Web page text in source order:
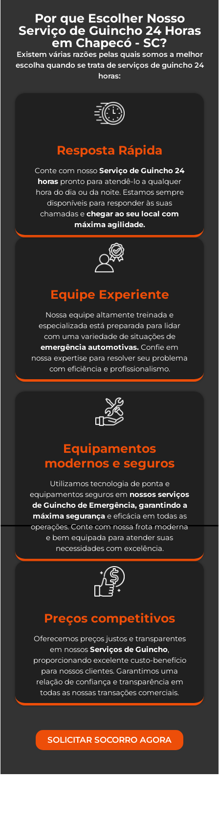
Por que Escolher Nosso
Serviço de Guincho 24 Horas
em Chapecó - SC?
Existem várias razões pelas quais somos a melhor
escolha quando se trata de serviços de guincho 24
horas:
Resposta Rápida
Conte com nosso Serviço de Guincho 24
horas pronto para atendê-lo a qualquer
hora do dia ou da noite. Estamos sempre
disponíveis para responder às suas
chamadas e chegar ao seu local com
máxima agilidade.
Equipe Experiente
Nossa equipe altamente treinada e
especializada está preparada para lidar
com uma variedade de situações de
emergência automotivas. Confie em
nossa expertise para resolver seu problema
com eficiência e profissionalismo.
Equipamentos
modernos e seguros
Utilizamos tecnologia de ponta e
equipamentos seguros em nossos serviços
de Guincho de Emergência, garantindo a
máxima segurançae eficácia em todas as
operações. Conte com nossa frota moderna
e bem equipada para atender suas
necessidades com excelência.
Preços competitivos
Oferecemos preços justos e transparentes
em nossos Serviços de Guincho,
proporcionando excelente custo-benefício
para nossos clientes. Garantimos uma
relação de confiança e transparência em
todas as nossas transações comerciais.
SOLICITAR SOCORRO AGORA